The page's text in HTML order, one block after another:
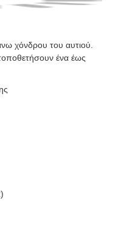
χόνδρου του αυτιού.
ένα έως